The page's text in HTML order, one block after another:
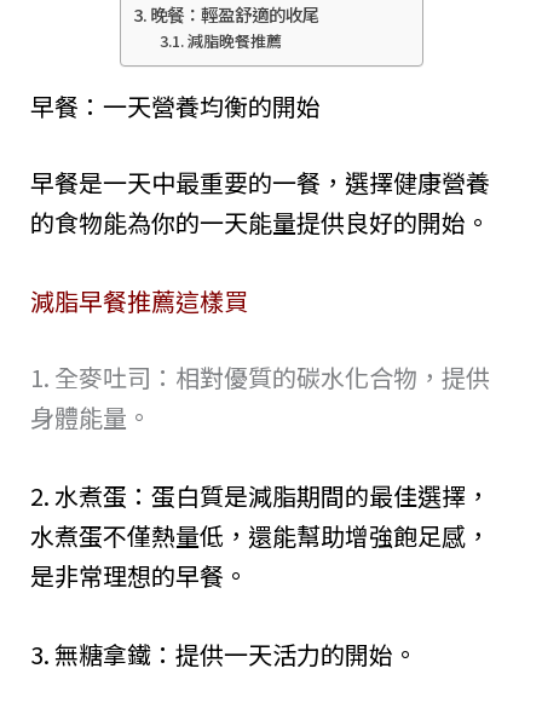
晚餐：輕盈舒適的收尾
減脂晚餐推薦
早餐：一天營養均衡的開始
早餐是一天中最重要的一餐，選擇健康營養
的食物能為你的一天能量提供良好的開始。
減脂早餐推薦這樣買
1. 全麥吐司：相對優質的碳水化合物，提供
身體能量。
2. 水煮蛋：蛋白質是減脂期間的最佳選擇，
水煮蛋不僅熱量低，還能幫助增強飽足感，
是非常理想的早餐。
3. 無糖拿鐵：提供一天活力的開始。